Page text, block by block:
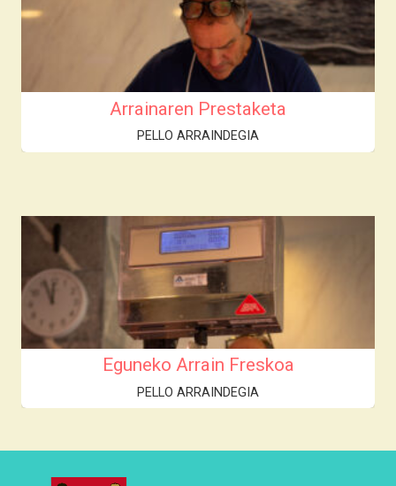
Arrainaren Prestaketa
PELLO ARRAINDEGIA
Eguneko Arrain Freskoa
PELLO ARRAINDEGIA